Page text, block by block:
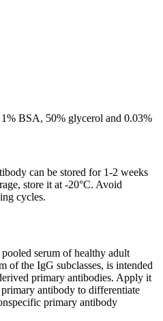
BSA, 50% glycerol and 0.03%
can be stored for 1-2 weeks
store it at -20°C. Avoid
cycles.
serum of healthy adult
of the IgG subclasses, is intended
primary antibodies. Apply it
primary antibody to differentiate
primary antibody